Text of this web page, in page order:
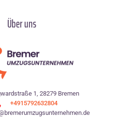
Über uns
1, 28279 Bremen
+4915792632804